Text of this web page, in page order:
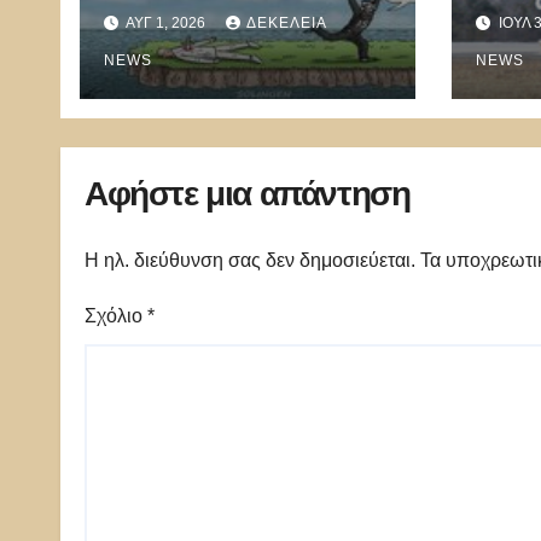
«Αλλάχ» την ώρα που
το ISIS γιορτάζει το
μακελειό στο Βερολίνο
ΑΥΓ 1, 2026 ΔΕΚΈΛΕΙΑ
NEWS
τα
«Τα
στην
στην
ΙΟΎΛ
NEWS
Αφήστε μια απάντηση
Η ηλ. διεύθυνση σας δεν δημοσιεύεται. Τα
Σχόλιο *